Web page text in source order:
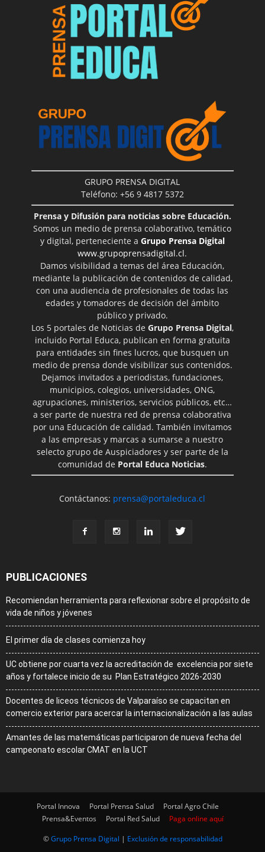
GRUPO PRENSA DIGITAL
Teléfono: +56 9 4817 5372
Prensa y Difusión para noticias sobre Educación.
Somos un medio de prensa colaborativo, temático
y digital, perteneciente a Grupo Prensa Digital
www.grupoprensadigital.cl.
Damos visibilidad a temas del área Educación,
mediante la publicación de contenidos de calidad,
con una audiencia de profesionales de todas las
edades y tomadores de decisión del ámbito
público y privado.
Los 5 portales de Noticias de Grupo Prensa Digital,
incluido Portal Educa, publican en forma gratuita
para entidades sin fines lucros, que busquen un
medio de prensa donde visibilizar sus contenidos.
Dejamos invitados a periodistas, fundaciones,
municipios, colegios, universidades, ONG,
agrupaciones, ministerios, servicios públicos, etc…
a ser parte de nuestra red de prensa colaborativa
por una Educación de calidad. También invitamos
a las empresas y marcas a sumarse a nuestro
selecto grupo de Auspiciadores y ser parte de la
comunidad de Portal Educa Noticias.
Contáctanos: prensa@portaleduca.cl
PUBLICACIONES
Recomiendan herramienta para reflexionar sobre el propósito de
vida de niños y jóvenes
El primer día de clases comienza hoy
UC obtiene por cuarta vez la acreditación de excelencia por siete
años y fortalece inicio de su Plan Estratégico 2026-2030
Docentes de liceos técnicos de Valparaíso se capacitan en
comercio exterior para acercar la internacionalización a las aulas
Amantes de las matemáticas participaron de nueva fecha del
campeonato escolar CMAT en la UCT
Portal Innova Portal Prensa Salud
Portal Agro Chile
Prensa&Eventos
Portal Red Salud
Paga online aquí
©Grupo Prensa Digital | Exclusión de responsabilidad